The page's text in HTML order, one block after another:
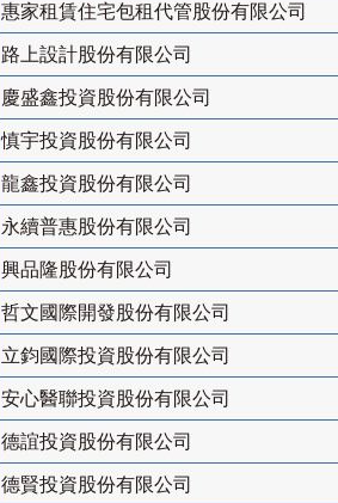
惠家租賃住宅包租代管股份有限公司
路上設計股份有限公司
慶盛鑫投資股份有限公司
慎宇投資股份有限公司
龍鑫投資股份有限公司
永續普惠股份有限公司
興品隆股份有限公司
哲文國際開發股份有限公司
立鈞國際投資股份有限公司
安心醫聯投資股份有限公司
德誼投資股份有限公司
德賢投資股份有限公司